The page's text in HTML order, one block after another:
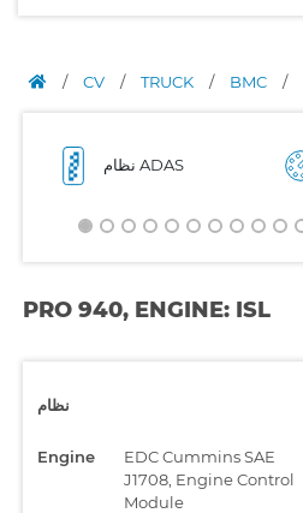
/ CV / TRUCK / BMC /
نظام ADAS
PRO 940, ENGINE: ISL
نظام
Engine
EDC Cummins SAE
J1708, Engine Control
Module